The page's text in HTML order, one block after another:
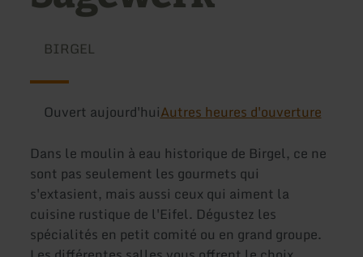
BIRGEL
Ouvert aujourd'huiAutres heures d'ouverture
Dans le moulin à eau historique de Birgel, ce ne
sont pas seulement les gourmets qui
s'extasient, mais aussi ceux qui aiment la
cuisine rustique de l'Eifel. Dégustez les
spécialités en petit comité ou en grand groupe.